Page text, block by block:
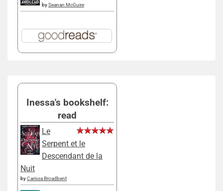
bySeanan McGuire
Inessa's bookshelf:
read
Le
Serpent et le
Descendant de la
Nuit
byCarissa Broadbent